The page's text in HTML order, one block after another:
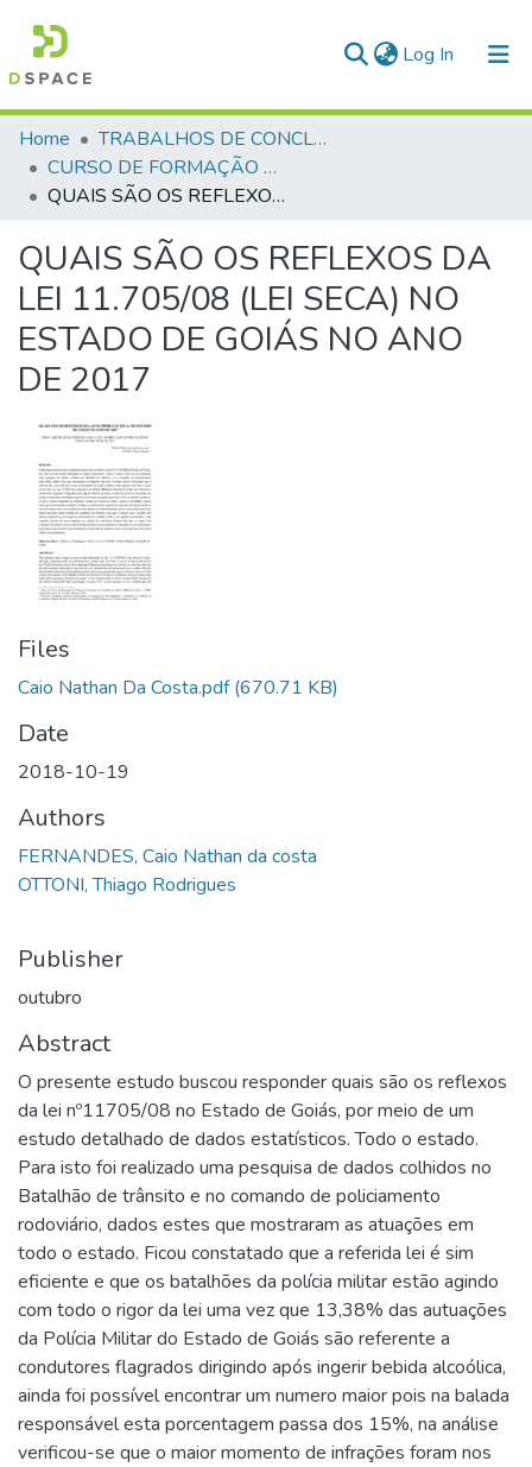
Log In (current)
Communities & Collections
All of DSpace
Home
TRABALHOS DE CONCLUSÃO DE CURSO - CFP (CURSO DE FORMAÇÃO DE PRAÇAS)
CURSO DE FORMAÇÃO DE PRAÇAS - CFP - 2018
QUAIS SÃO OS REFLEXOS DA LEI 11.705/08 (LEI SECA) NO ESTADO DE GOIÁS NO ANO DE 2017
QUAIS SÃO OS REFLEXOS DA
LEI 11.705/08 (LEI SECA) NO
ESTADO DE GOIÁS NO ANO
DE 2017
Files
Caio Nathan Da Costa.pdf(670.71 KB)
Date
2018-10-19
Authors
FERNANDES, Caio Nathan da costa
OTTONI, Thiago Rodrigues
Publisher
outubro
Abstract
O presente estudo buscou responder quais são os reflexos
da lei nº11705/08 no Estado de Goiás, por meio de um
estudo detalhado de dados estatísticos. Todo o estado.
Para isto foi realizado uma pesquisa de dados colhidos no
Batalhão de trânsito e no comando de policiamento
rodoviário, dados estes que mostraram as atuações em
todo o estado. Ficou constatado que a referida lei é sim
eficiente e que os batalhões da polícia militar estão agindo
com todo o rigor da lei uma vez que 13,38% das autuações
da Polícia Militar do Estado de Goiás são referente a
condutores flagrados dirigindo após ingerir bebida alcoólica,
ainda foi possível encontrar um numero maior pois na balada
responsável esta porcentagem passa dos 15%, na análise
verificou-se que o maior momento de infrações foram nos